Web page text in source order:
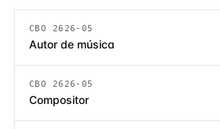
CBO 2626-05
Autor de música
CBO 2626-05
Compositor